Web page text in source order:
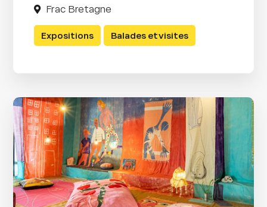
Frac Bretagne
Expositions Balades et visites